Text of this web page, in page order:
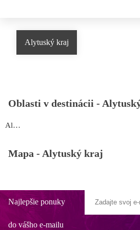
Alytuský kraj
Oblasti v destinácii -
Alytuský kraj
Mapa - Alytuský kraj
Najlepšie ponuky
do vášho e-mailu